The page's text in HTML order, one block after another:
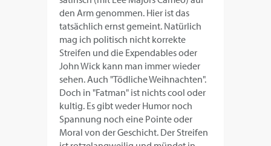
den Arm genommen. Hier ist das
tatsächlich ernst gemeint. Natürlich
mag ich politisch nicht korrekte
Streifen und die Expendables oder
John Wick kann man immer wieder
sehen. Auch "Tödliche Weihnachten".
Doch in "Fatman" ist nichts cool oder
kultig. Es gibt weder Humor noch
Spannung noch eine Pointe oder
Moral von der Geschicht. Der Streifen